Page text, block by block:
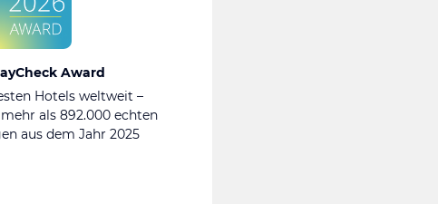
Award
Hotels weltweit –
als 892.000 echten
aus dem Jahr 2025